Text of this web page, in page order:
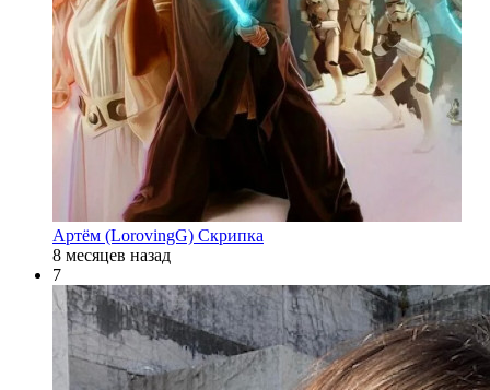
Артём (LorovingG) Скрипка
8 месяцев назад
7